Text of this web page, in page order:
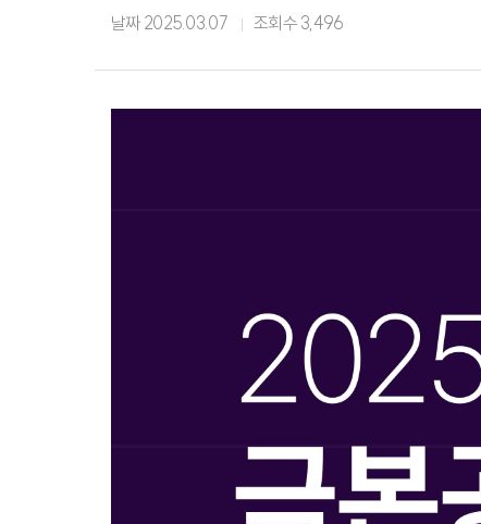
날짜2025.03.07 조회수3,496